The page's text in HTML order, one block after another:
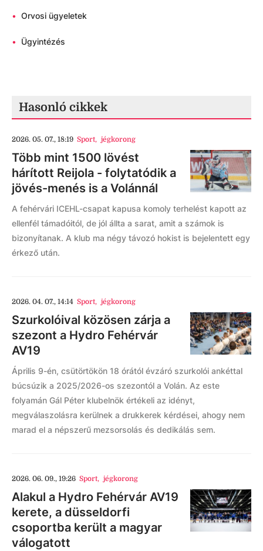
• Orvosi ügyeletek
• Ügyintézés
Hasonló cikkek
2026. 05. 07., 18:19 Sport, jégkorong
Több mint 1500 lövést
hárított Reijola - folytatódik a
jövés-menés is a Volánnál
A fehérvári ICEHL-csapat kapusa komoly terhelést kapott az
ellenfél támadóitól, de jól állta a sarat, amit a számok is
bizonyítanak. A klub ma négy távozó hokist is bejelentett egy
érkező után.
2026. 04. 07., 14:14 Sport, jégkorong
Szurkolóival közösen zárja a
szezont a Hydro Fehérvár
AV19
Április 9-én, csütörtökön 18 órától évzáró szurkolói ankéttal
búcsúzik a 2025/2026-os szezontól a Volán. Az este
folyamán Gál Péter klubelnök értékeli az idényt,
megválaszolásra kerülnek a drukkerek kérdései, ahogy nem
marad el a népszerű mezsorsolás és dedikálás sem.
2026. 06. 09., 19:26 Sport, jégkorong
Alakul a Hydro Fehérvár AV19
kerete, a düsseldorfi
csoportba került a magyar
válogatott